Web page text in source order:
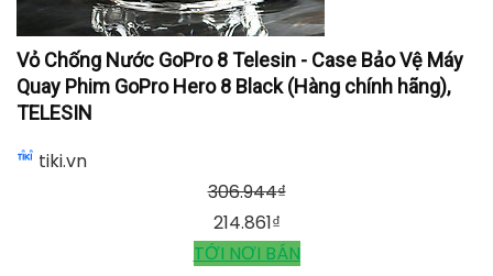
Vỏ Chống Nước GoPro 8 Telesin - Case Bảo Vệ Máy
Quay Phim GoPro Hero 8 Black (Hàng chính hãng),
TELESIN
tiki.vn
306.944₫
214.861₫
TỚI NƠI BÁN